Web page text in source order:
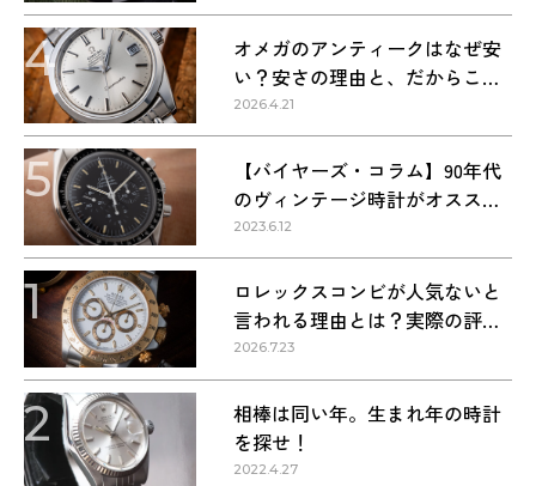
4
オメガのアンティークはなぜ安
い？安さの理由と、だからこそ
狙い目な理由
2026.4.21
5
【バイヤーズ・コラム】90年代
のヴィンテージ時計がオススメ
な理由
2023.6.12
1
ロレックスコンビが人気ないと
言われる理由とは？実際の評価
を解説
2026.7.23
2
相棒は同い年。生まれ年の時計
を探せ！
2022.4.27